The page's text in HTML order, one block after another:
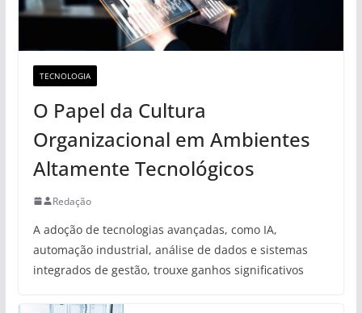
TECNOLOGIA
O Papel da Cultura
Organizacional em Ambientes
Altamente Tecnológicos
Redação
A adoção de tecnologias avançadas, como IA,
automação industrial, análise de dados e sistemas
integrados de gestão, trouxe ganhos significativos